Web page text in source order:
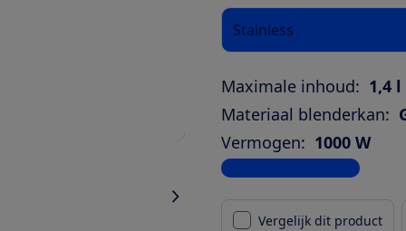
Stainless
Maximale inhoud: 1,4 l
Materiaal blenderkan:
Vermogen: 1000 W
Bekijk alle specificaties
Vergelijk dit product